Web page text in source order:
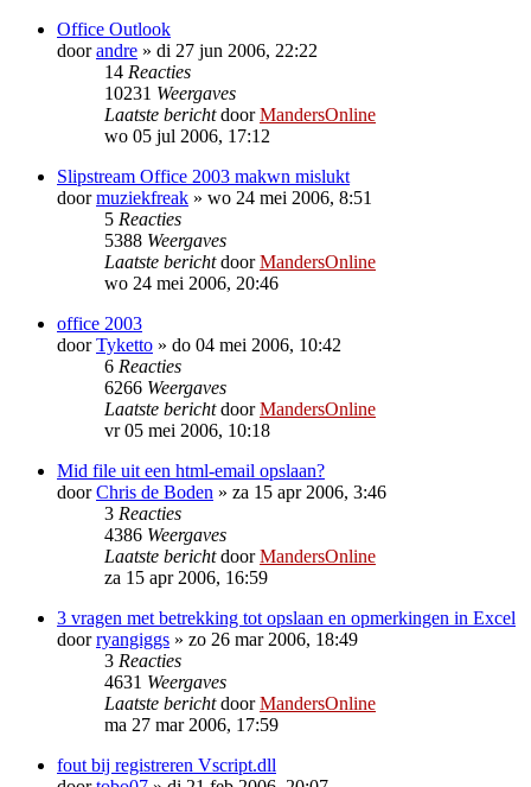
Office Outlook
doorandre » di 27 jun 2006, 22:22
14 Reacties
10231 Weergaves
Laatste berichtdoorMandersOnline
wo 05 jul 2006, 17:12
Slipstream Office 2003 makwn mislukt
doormuziekfreak » wo 24 mei 2006, 8:51
5 Reacties
5388 Weergaves
Laatste berichtdoorMandersOnline
wo 24 mei 2006, 20:46
office 2003
doorTyketto » do 04 mei 2006, 10:42
6 Reacties
6266 Weergaves
Laatste berichtdoorMandersOnline
vr 05 mei 2006, 10:18
Mid file uit een html-email opslaan?
doorChris de Boden » za 15 apr 2006, 3:46
3 Reacties
4386 Weergaves
Laatste berichtdoorMandersOnline
za 15 apr 2006, 16:59
3 vragen met betrekking tot opslaan en opmerkingen in Excel
doorryangiggs » zo 26 mar 2006, 18:49
3 Reacties
4631 Weergaves
Laatste berichtdoorMandersOnline
ma 27 mar 2006, 17:59
fout bij registreren Vscript.dll